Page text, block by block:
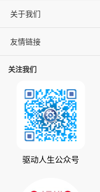
驱动人生
百页窗
数据救星
人生日历
关于我们
公司概况
公司动态
发展历程
支持中心
版权声明
友情链接
ZOL下载
华军软件园
系统之家
下载之家
驱动大师
关注我们
驱动人生公众号